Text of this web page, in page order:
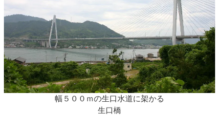
幅５００ｍの生口水道に架かる
生口橋